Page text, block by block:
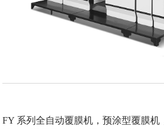
FY 系列全自动覆膜机，预涂型覆膜机